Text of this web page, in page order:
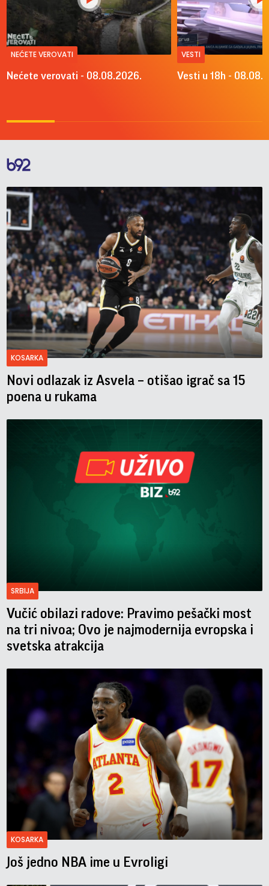
NEĆETE VEROVATI
Nećete verovati - 08.08.2026.
VESTI
Vesti u 18h -
KOSARKA
Novi odlazak iz Asvela – otišao igrač sa 15
poena u rukama
SRBIJA
Vučić obilazi radove: Pravimo pešački most
na tri nivoa; Ovo je najmodernija evropska i
svetska atrakcija
KOSARKA
Još jedno NBA ime u Evroligi